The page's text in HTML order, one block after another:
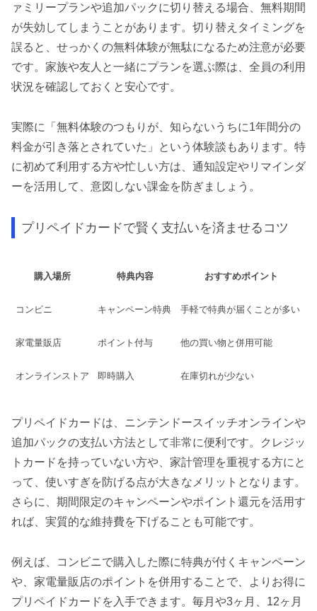
ァミリープランや追加パックに切り替える場合、無料期間
が失効してしまうことがあります。切り替えタイミングを
誤ると、せっかくの無料体験が無駄になるため注意が必要
です。家族や友人と一緒にプランを選ぶ際は、全員の利用
状況を確認しておくと安心です。
実際に「無料体験のつもりが、知らないうちに1年間分の
料金が引き落とされていた」という体験談もあります。特
に初めて利用する方や忙しい方は、通知設定やリマインダ
ーを活用して、意図しない課金を防ぎましょう。
プリペイドカードで賢く支払いを済ませるコツ
購入場所 特典内容 おすすめポイント
コンビニ キャンペーン特典 手軽で特典が届くことが多い
家電量販店 ポイント付与 他の買い物と併用可能
オンラインストア 即時購入 在庫切れが少ない
プリペイドカードは、ニンテンドースイッチオンラインや
追加パックの支払い方法として非常に便利です。クレジッ
トカードを持っていない方や、家計管理を重視する方にと
って、使いすぎを防げる点が大きなメリットとなります。
さらに、期間限定のキャンペーンやポイント還元を活用す
れば、実質的な維持費を下げることも可能です。
例えば、コンビニで購入した際に特典が付くキャンペーン
や、家電量販店のポイントを併用することで、よりお得に
プリペイドカードを入手できます。毎月や3ヶ月、12ヶ月